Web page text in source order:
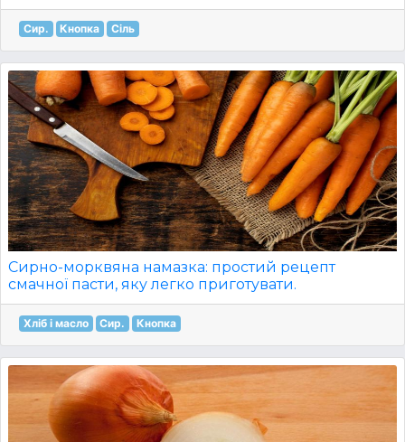
Сир. Кнопка Сіль
Сирно-морквяна намазка: простий рецепт
смачної пасти, яку легко приготувати.
Хліб і масло Сир. Кнопка